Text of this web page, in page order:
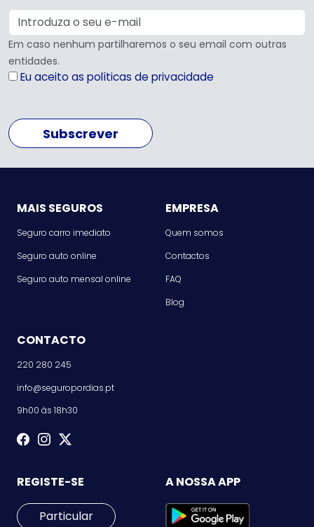
Em caso nenhum partilharemos o seu email com outras
entidades.
Eu aceito as políticas de privacidade
Subscrever
MAIS SEGUROS
Seguro carro imediato
Seguro auto online
Seguro auto mensal online
EMPRESA
Quem somos
Contactos
FAQ
Blog
CONTACTO
220 280 245
info@seguropordias.pt
9h00 às 18h30
REGISTE-SE
Particular
A NOSSA APP